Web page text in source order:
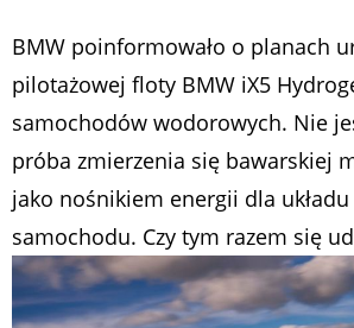
BMW poinformowało o planach
pilotażowej floty BMW iX5
samochodów wodorowych. Nie
próba zmierzenia się bawarskiej
jako nośnikiem energii dla
samochodu. Czy tym razem się